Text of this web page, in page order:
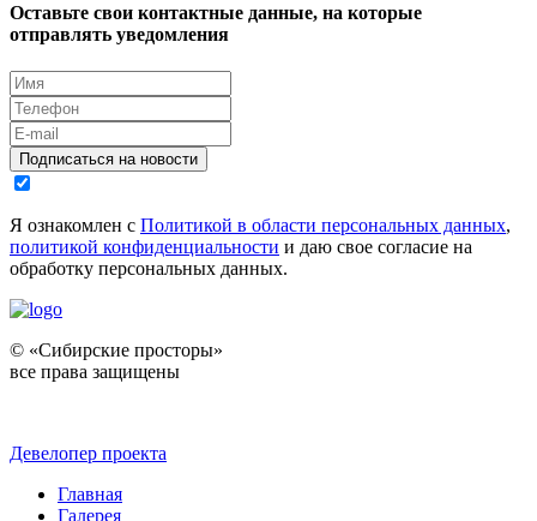
Оставьте свои контактные данные, на которые
отправлять уведомления
Подписаться на новости
Я ознакомлен с Политикой в области персональных данных,
политикой конфиденциальности и даю свое согласие на
обработку персональных данных.
© «Сибирские просторы»
все права защищены
Девелопер проекта
Главная
Галерея